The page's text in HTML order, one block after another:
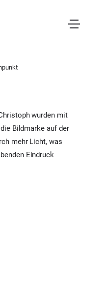
wurden mit
Bildmarke auf der
mehr Licht, was
Eindruck